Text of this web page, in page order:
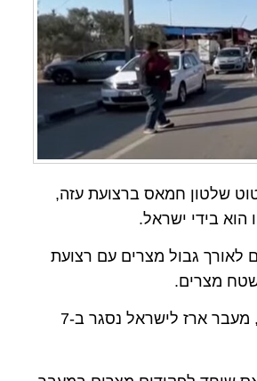
את תחילת מיטוט שלטון חמאס ברצועת עזה,
בידי ישראל.
פילדלפי" שמשתרע על מרחק של 14 קילומטרים לאורך גבול מצרים עם רצועת
מצרים.
מעבר רפיח הוא השער היחידי שנותר לחמאס ברצועת עזה לעולם החיצון, מעבר ארז לישראל נסגר ב-7